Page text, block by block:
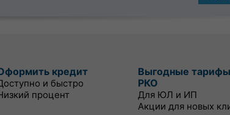
кредит
и быстро
процент
Выгодные
РКО
Для ЮЛ и ИП
Акции для новых